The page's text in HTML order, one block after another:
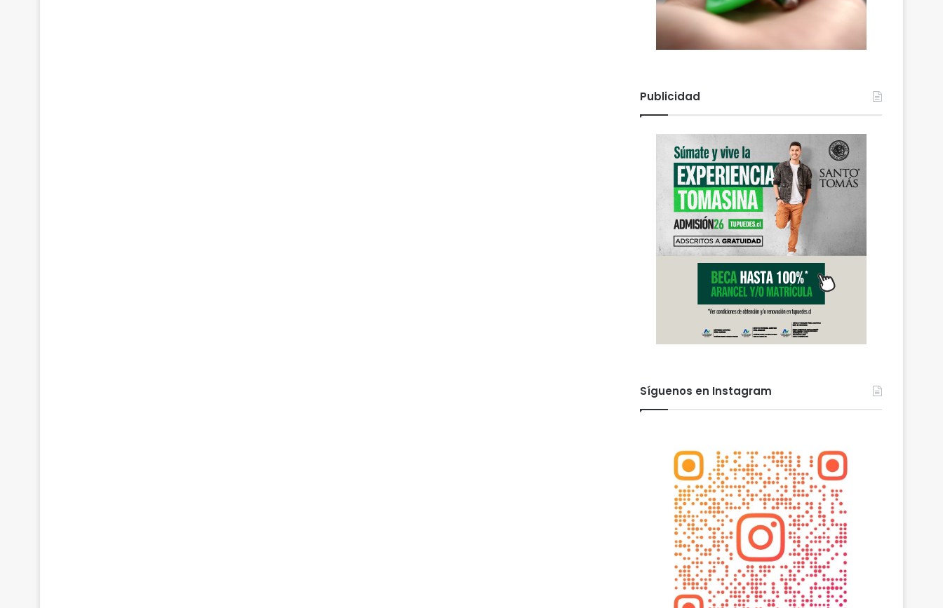
Publicidad
Síguenos en Instagram